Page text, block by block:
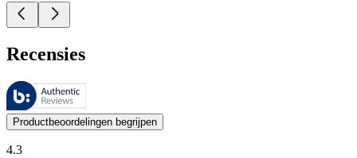
Recensies
Deze beoordelingen worden beheerd door Bazaarvoice en voldoen
De mening van onze klanten is nuttig voor iedereen, of het nu een
Productbeoordelingen begrijpen
4.3